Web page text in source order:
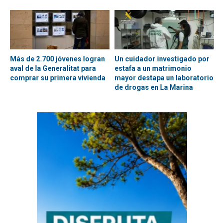
Más de 2.700 jóvenes logran
aval de la Generalitat para
comprar su primera vivienda
Un cuidador investigado por
estafa a un matrimonio
mayor destapa un laboratorio
de drogas en La Marina